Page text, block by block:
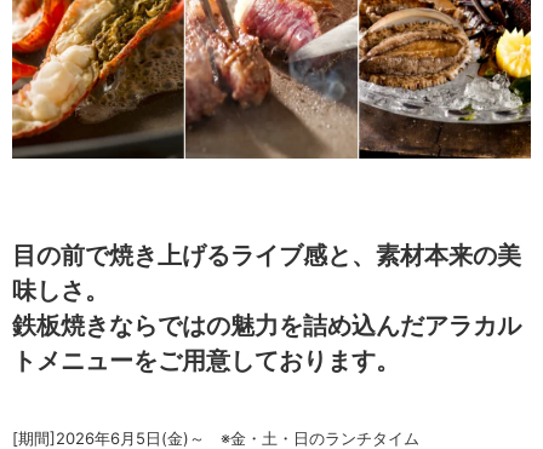
目の前で焼き上げるライブ感と、素材本来の美
味しさ。
鉄板焼きならではの魅力を詰め込んだアラカル
トメニューをご用意しております。
[期間]2026年6月5日(金)～ ※金・土・日のランチタイム